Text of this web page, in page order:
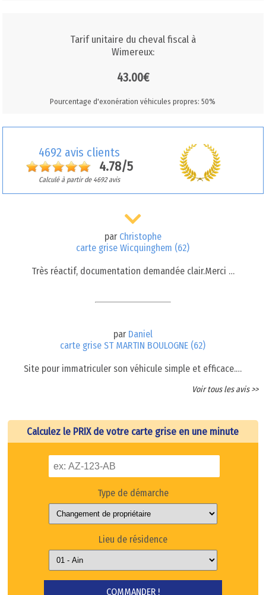
Tarif unitaire du cheval fiscal à
Wimereux:
43.00€
Pourcentage d'exonération véhicules propres: 50%
4692 avis clients
4.78/5
Calculé à partir de 4692 avis
par Christophe
carte grise Wicquinghem (62)
Très réactif, documentation demandée clair.Merci …
par Daniel
carte grise ST MARTIN BOULOGNE (62)
Site pour immatriculer son véhicule simple et efficace.…
Voir tous les avis >>
Calculez le PRIX de votre carte grise en une minute
Type de démarche
Lieu de résidence